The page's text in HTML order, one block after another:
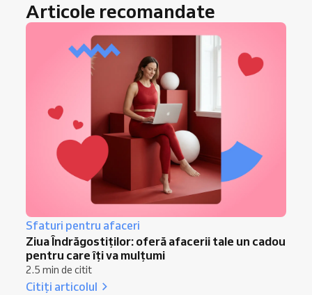
darul este suficient de generos.
Articole recomandate
Sfaturi pentru afaceri
Ziua Îndrăgostiților: oferă afacerii tale un cadou
pentru care îți va mulțumi
2.5 min de citit
Citiți articolul